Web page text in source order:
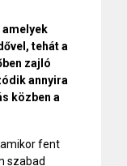
tehát a
zajló
annyira
közben a
fent
szabad